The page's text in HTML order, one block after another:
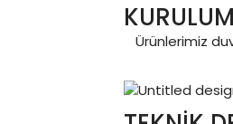
KURULUM
Ürünlerimiz